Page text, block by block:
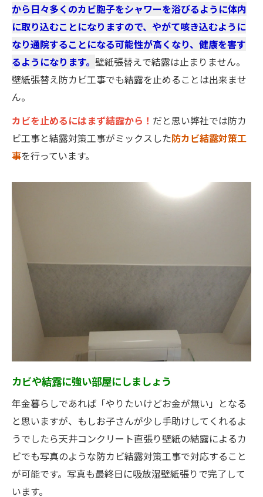
から日々多くのカビ胞子をシャワーを浴びるように体内
に取り込むことになりますので、やがて咳き込むように
なり通院することになる可能性が高くなり、健康を害す
るようになります。 壁紙張替えで結露は止まりません。
壁紙張替え防カビ工事でも結露を止めることは出来ませ
ん。
カビを止めるにはまず結露から！ だと思い弊社では防カ
ビ工事と結露対策工事がミックスした防カビ結露対策工
事を行っています。
カビや結露に強い部屋にしましょう
年金暮らしであれば「やりたいけどお金が無い」となる
と思いますが、もしお子さんが少し手助けしてくれるよ
うでしたら天井コンクリート直張り壁紙の結露によるカ
ビでも写真のような防カビ結露対策工事で対応すること
が可能です。写真も最終日に吸放湿壁紙張りで完了して
います。